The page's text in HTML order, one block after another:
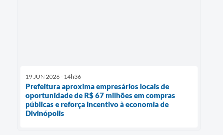
19 JUN 2026 - 14h36
Prefeitura aproxima empresários locais de
oportunidade de R$ 67 milhões em compras
públicas e reforça incentivo à economia de
Divinópolis